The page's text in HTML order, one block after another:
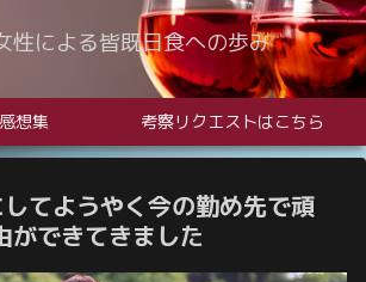
性による皆既日食への歩み
想集 考察リクエストはこちら
てようやく今の勤め先で頑
ができてきました